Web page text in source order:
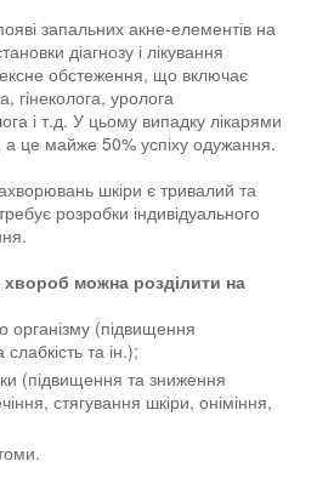
запальних акне-елементів на
діагнозу і лікування
обстеження, що включає
гінеколога, уролога
і т.д. У цьому випадку лікарями
це майже 50% успіху одужання.
шкіри є тривалий та
розробки індивідуального
хвороб можна розділити на
організму (підвищення
та ін.);
(підвищення та зниження
стягування шкіри, оніміння,